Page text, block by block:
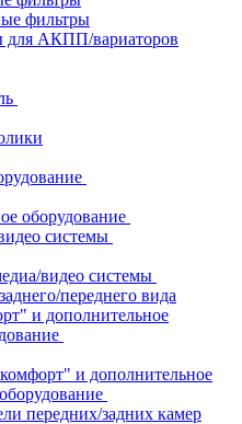
фильтры
для АКПП/вариаторов
оборудование
системы
видео системы
переднего вида
и дополнительное
и дополнительное
передних/задних камер